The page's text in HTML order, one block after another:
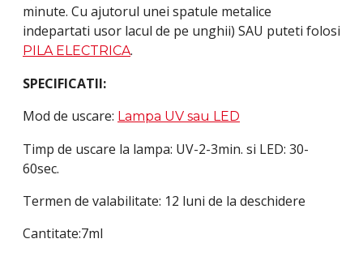
minute. Cu ajutorul unei spatule metalice
indepartati usor lacul de pe unghii) SAU puteti folosi
PILA ELECTRICA.
SPECIFICATII:
Mod de uscare: Lampa UV sau LED
Timp de uscare la lampa: UV-2-3min. si LED: 30-
60sec.
Termen de valabilitate: 12 luni de la deschidere
Cantitate:7ml